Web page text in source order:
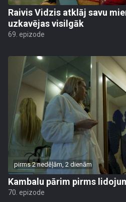
Raivis Vidzis atklāj savu
uzkavējas visilgāk
69. epizode
pirms 2 nedēļām, 2 dienām
Kambalu pārim pirms
70. epizode